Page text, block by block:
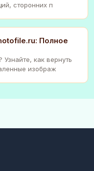
сторонних п
Полное
как вернуть
изображ